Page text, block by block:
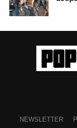
NEWSLETTER